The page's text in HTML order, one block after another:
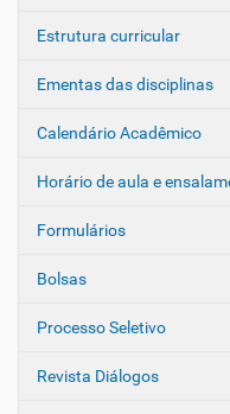
Estrutura curricular
Ementas das disciplinas
Calendário Acadêmico
Horário de aula e
Formulários
Bolsas
Processo Seletivo
Revista Diálogos